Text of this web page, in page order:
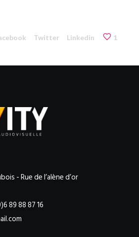
Twitter Linkedin 1
- Rue de l’alène d’or
89 88 87 16